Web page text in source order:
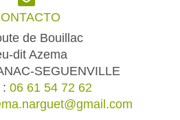
de Bouillac
dit Azema
SEGUENVILLE
: 06 61 54 72 62